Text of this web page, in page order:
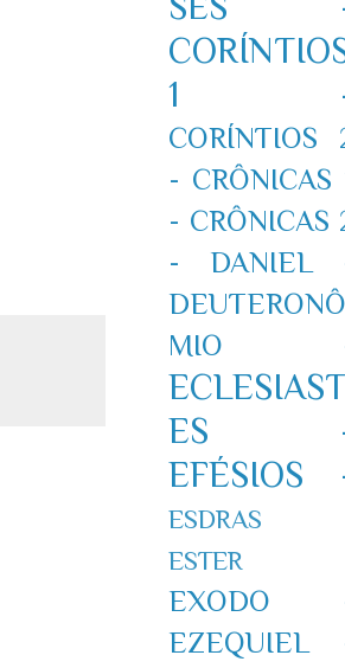
1
CORÍNTIOS
- CRÔNICAS
- CRÔNICAS
-
DANIEL
DEUTERONÔ
MIO
ECLESIAST
ES
EFÉSIOS
ESDRAS
ESTER
EXODO
EZEQUIEL